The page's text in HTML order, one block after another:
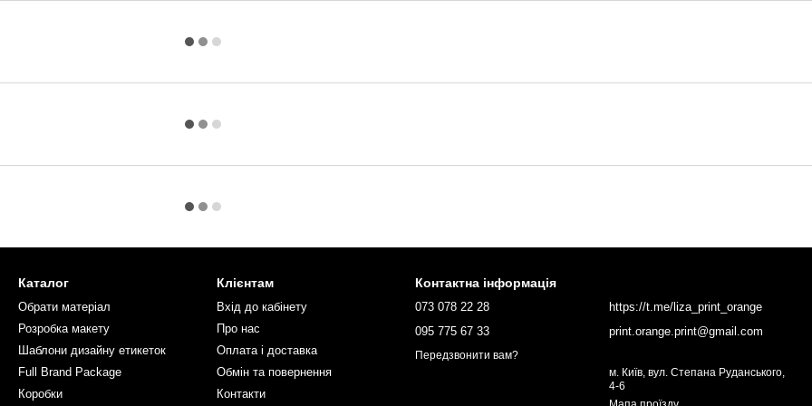
Каталог
Обрати матеріал
Розробка макету
Шаблони дизайну етикеток
Full Brand Package
Коробки
Клієнтам
Вхід до кабінету
Про нас
Оплата і доставка
Обмін та повернення
Контакти
Контактна інформація
073 078 22 28
095 775 67 33
Передзвонити вам?
https://t.me/liza_print_orange
print.orange.print@gmail.com
м. Київ, вул. Степана Руданського,
4-6